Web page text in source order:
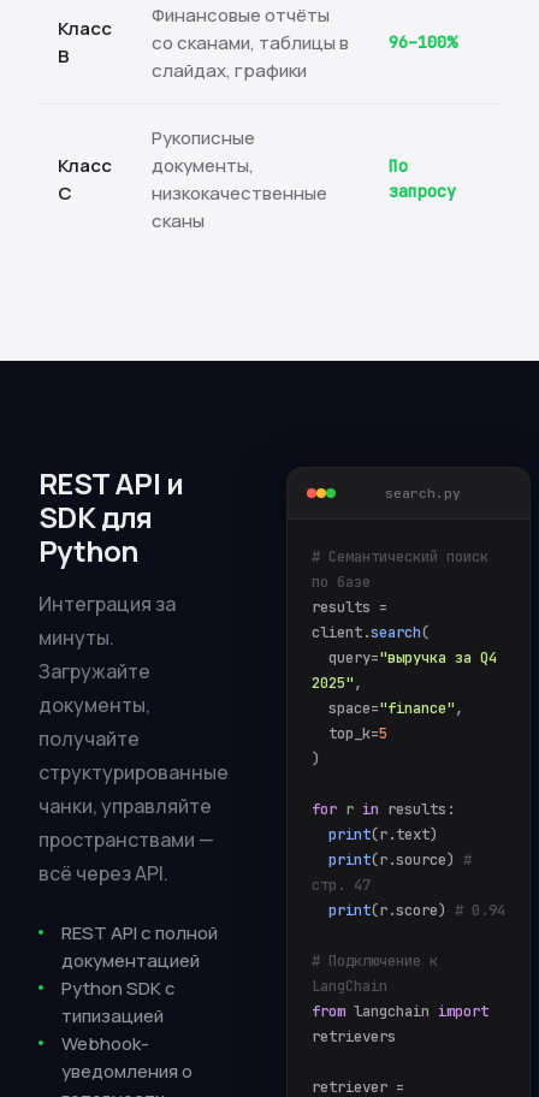
Класс
B
Финансовые отчёты
со сканами, таблицы в
слайдах, графики
96–100%
Класс
C
Рукописные
документы,
низкокачественные
сканы
По
запросу
REST API и
SDK для
Python
Интеграция за
минуты.
Загружайте
документы,
получайте
структурированные
чанки, управляйте
пространствами —
всё через API.
REST API с полной
документацией
Python SDK с
типизацией
Webhook-
уведомления о
search.py
# Семантический поиск
по базе
results =
client.search(
query="выручка за Q4
2025",
space="finance",
top_k=5
)
for r in results:
print(r.text)
print(r.source) #
стр. 47
print(r.score) # 0.94
# Подключение к
LangChain
from langchain import
retrievers
retriever =